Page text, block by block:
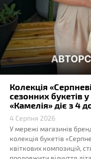
Колекція
сезонних букетів
«Камелія» діє з 4
4 Серпня 2026
У мережі магазинів
колекція букетів
квіткових композицій,